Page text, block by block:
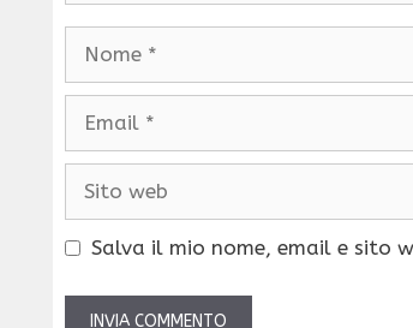
Nome
Email
Sito
Salva il mio nome, email e sito